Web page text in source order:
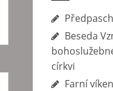
Beseda
církvi
Farní